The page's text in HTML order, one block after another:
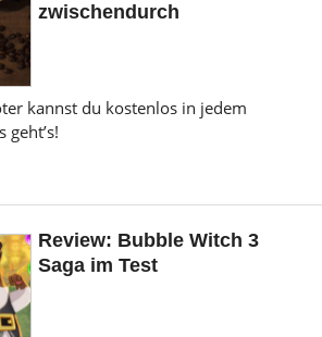
zwischendurch
kannst du kostenlos in jedem
geht’s!
Review: Bubble Witch 3
Saga im Test